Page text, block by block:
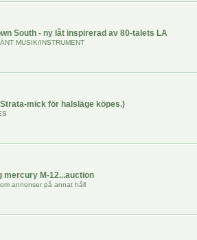
South - ny låt inspirerad av 80-talets LA
MUSIK/INSTRUMENT
mick för halsläge köpes.)
mercury M-12...auction
annonser på annat håll